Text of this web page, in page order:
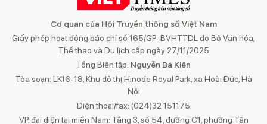
Cơ quan của Hội Truyền thông số Việt Nam
Giấy phép hoạt động báo chí số 165/GP-BVHTTDL do Bộ Văn hóa,
Thể thao và Du lịch cấp ngày 27/11/2025
Tổng Biên tập: Nguyễn Bá Kiên
Tòa soạn: LK16-18, Khu đô thị Hinode Royal Park, xã Hoài Đức, Hà
Nội
Điện thoại/fax: (024)32 151175
VP đại diện tại miền Nam: Tầng 3, số 54, đường C1, phường Tân